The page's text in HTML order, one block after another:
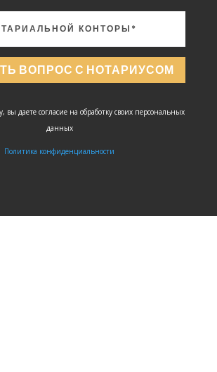
ВОПРОС С НОТАРИУСОМ
даете согласие на обработку своих персональных
данных
Политика конфиденциальности